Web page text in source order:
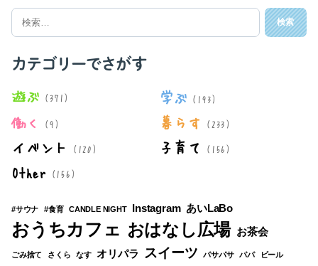
検
対
象:
カテゴリーでさがす
遊ぶ (371) 学ぶ (193)
働く (9) 暮らす (233)
イベント (120) 子育て (156)
Other(156)
#サウナ #食育 CANDLE NIGHT Instagram あいLaBo
おうちカフェ おはなし広場 お茶会
ごみ捨て さくら なす オリパラ スイーツ パサパサ パパ ビール